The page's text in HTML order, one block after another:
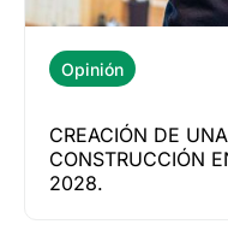
Opinión
CREACIÓN DE
CONSTRUCCIÓN
2028.